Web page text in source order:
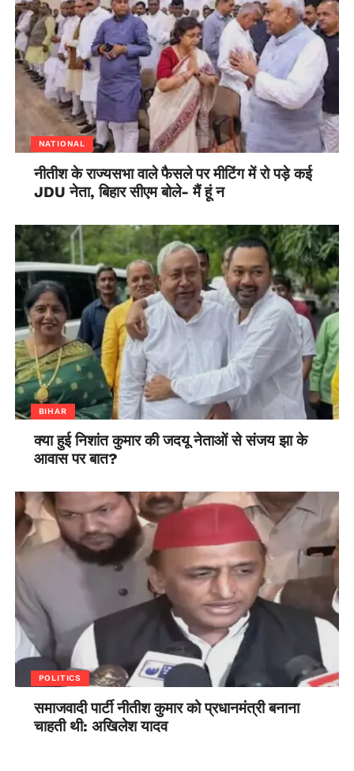
NATIONAL
नीतीश के राज्यसभा वाले फैसले पर मीटिंग में रो पड़े कई
JDU नेता, बिहार सीएम बोले- मैं हूं न
BIHAR
क्या हुई निशांत कुमार की जदयू नेताओं से संजय झा के
आवास पर बात?
POLITICS
समाजवादी पार्टी नीतीश कुमार को प्रधानमंत्री बनाना
चाहती थी: अखिलेश यादव